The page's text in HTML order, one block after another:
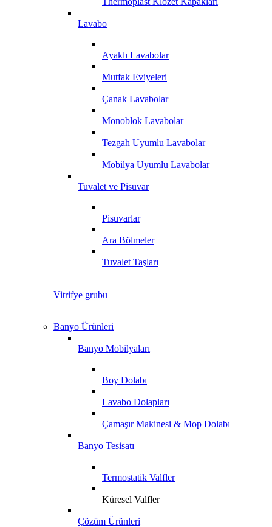
Lavabo
Ayaklı Lavabolar
Mutfak Eviyeleri
Çanak Lavabolar
Monoblok Lavabolar
Tezgah Uyumlu Lavabolar
Mobilya Uyumlu Lavabolar
Tuvalet ve Pisuvar
Pisuvarlar
Ara Bölmeler
Tuvalet Taşları
Vitrifye grubu
Banyo Ürünleri
Banyo Mobilyaları
Boy Dolabı
Lavabo Dolapları
Çamaşır Makinesi & Mop Dolabı
Banyo Tesisatı
Termostatik Valfler
Küresel Valfler
Çözüm Ürünleri